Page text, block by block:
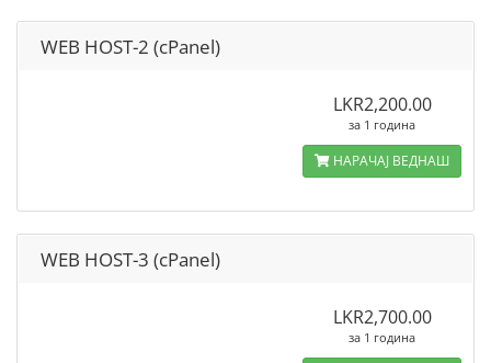
WEB HOST-2 (cPanel)
LKR2,200.00
за 1 година
НАРАЧАЈ ВЕДНАШ
WEB HOST-3 (cPanel)
LKR2,700.00
за 1 година